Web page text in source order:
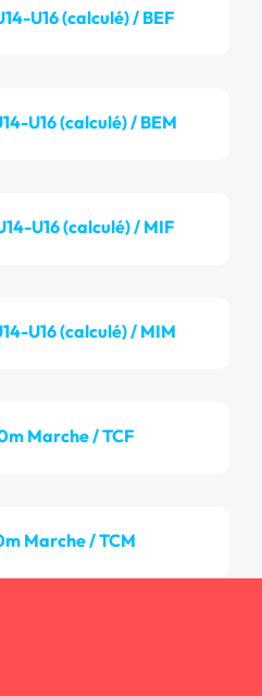
U16 (calculé) / BEF
U16 (calculé) / BEM
U16 (calculé) / MIF
U16 (calculé) / MIM
Marche / TCF
Marche / TCM